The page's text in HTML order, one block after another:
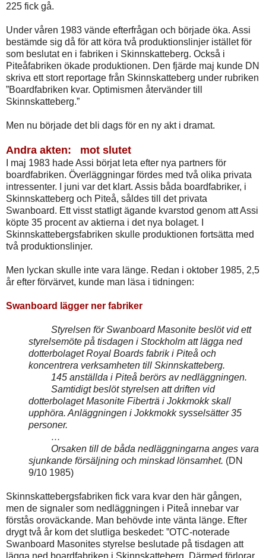
225 fick gå.
Under våren 1983 vände efterfrågan och började öka. Assi
bestämde sig då för att köra två produktionslinjer istället för
som beslutat en i fabriken i Skinnskatteberg. Också i
Piteåfabriken ökade produktionen. Den fjärde maj kunde DN
skriva ett stort reportage från Skinnskatteberg under rubriken
”Boardfabriken kvar. Optimismen återvänder till
Skinnskatteberg.”
Men nu började det bli dags för en ny akt i dramat.
Andra akten: mot slutet
I maj 1983 hade Assi börjat leta efter nya partners för
boardfabriken. Överläggningar fördes med två olika privata
intressenter. I juni var det klart. Assis båda boardfabriker, i
Skinnskatteberg och Piteå, såldes till det privata
Swanboard. Ett visst statligt ägande kvarstod genom att Assi
köpte 35 procent av aktierna i det nya bolaget. I
Skinnskattebergsfabriken skulle produktionen fortsätta med
två produktionslinjer.
Men lyckan skulle inte vara länge. Redan i oktober 1985, 2,5
år efter förvärvet, kunde man läsa i tidningen:
Swanboard lägger ner fabriker
Styrelsen för Swanboard Masonite beslöt vid ett
styrelsemöte på tisdagen i Stockholm att lägga ned
dotterbolaget Royal Boards fabrik i Piteå och
koncentrera verksamheten till Skinnskatteberg.
145 anställda i Piteå berörs av nedläggningen.
Samtidigt beslöt styrelsen att driften vid
dotterbolaget Masonite Fiberträ i Jokkmokk skall
upphöra. Anläggningen i Jokkmokk sysselsätter 35
personer.
…
Orsaken till de båda nedläggningarna anges vara
sjunkande försäljning och minskad lönsamhet. (DN
9/10 1985)
Skinnskattebergsfabriken fick vara kvar den här gången,
men de signaler som nedläggningen i Piteå innebar var
förstås oroväckande. Man behövde inte vänta länge. Efter
drygt två år kom det slutliga beskedet: ”OTC-noterade
Swanboard Masonites styrelse beslutade på tisdagen att
lägga ned boardfabriken i Skinnskatteberg. Därmed förlorar